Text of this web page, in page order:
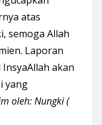
atas
semoga Allah
Laporan
akan
yang
oleh: Nungki (